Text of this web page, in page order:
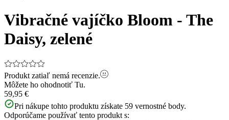
of
17
Vibračné vajíčko Bloom - The
Daisy, zelené
Produkt zatiaľ nemá recenzie.
Môžete ho ohodnotiť Tu.
59,95 €
Pri nákupe tohto produktu získate 59 vernostné body.
Odporúčame používať tento produkt s: